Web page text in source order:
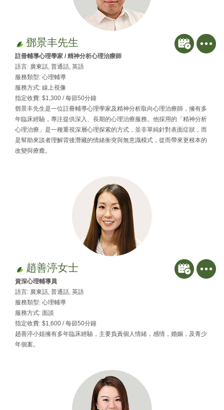
鄧景丰先生
註冊輔導心理學家 / 精神分析心理治療師
語言: 廣東話, 普通話, 英語
服務類型: 心理輔導
服務方式: 線上視像
指定收費: $1,300 / 每節50分鐘
鄧景丰先生是一位註冊輔導心理學家及精神分析取向心理治療師，擁有多
年臨床經驗，專注提供深入、長期的心理治療服務。他採用的「精神分析
心理治療」是一種重視深層心理探索的方式，並非單純針對表面症狀，而
是幫助來談者理解背後潛藏的情緒衝突與無意識模式，從而帶來更根本的
改變與療癒。
趙善渟女士
資深心理輔導員
語言: 廣東話, 普通話, 英語
服務類型: 心理輔導
服務方式: 面談
指定收費: $1,600 / 每節50分鐘
趙善渟小姐擁有多年臨床經驗，主要負責個人情緒，感情，婚姻，及青少
年個案。